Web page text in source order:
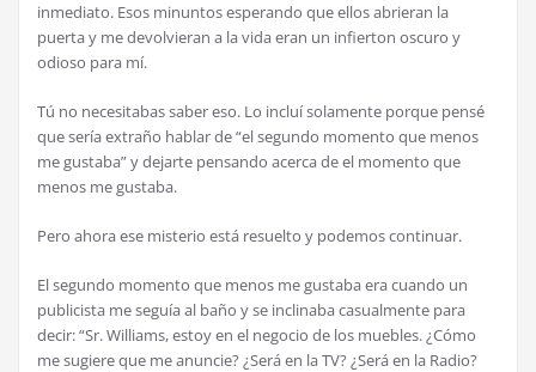
inmediato. Esos minuntos esperando que ellos abrieran la
puerta y me devolvieran a la vida eran un infierton oscuro y
odioso para mí.
Tú no necesitabas saber eso. Lo incluí solamente porque pensé
que sería extraño hablar de “el segundo momento que menos
me gustaba” y dejarte pensando acerca de el momento que
menos me gustaba.
Pero ahora ese misterio está resuelto y podemos continuar.
El segundo momento que menos me gustaba era cuando un
publicista me seguía al baño y se inclinaba casualmente para
decir: “Sr. Williams, estoy en el negocio de los muebles. ¿Cómo
me sugiere que me anuncie? ¿Será en la TV? ¿Será en la Radio?